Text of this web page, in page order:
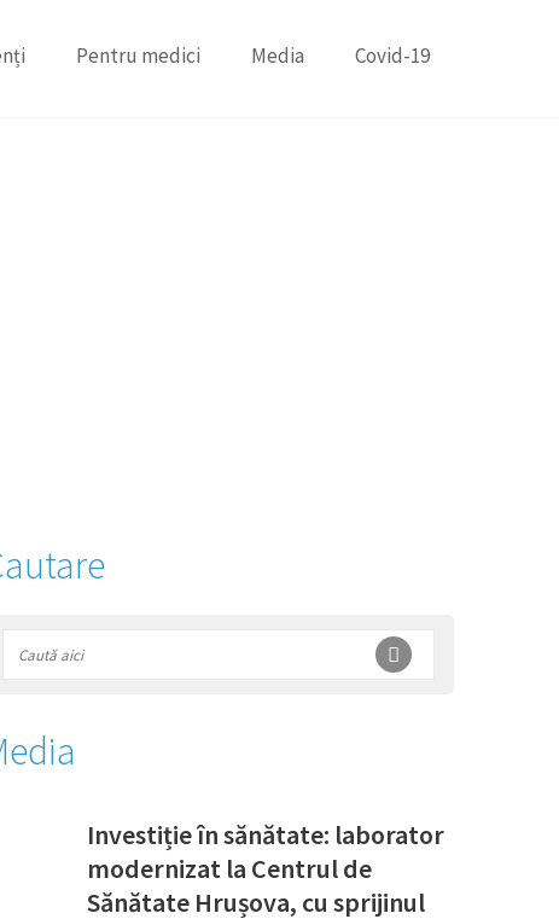
Pentru medici Media Covid-19
Investiție în sănătate: laborator
modernizat la Centrul de
Sănătate Hrușova, cu sprijinul